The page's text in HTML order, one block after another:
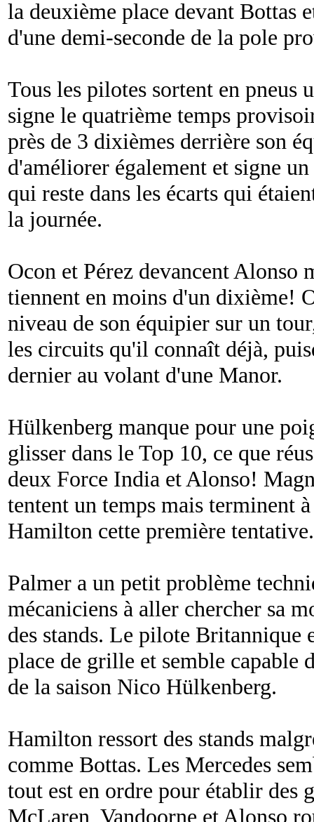
la deuxième place devant Bottas
d'une demi-seconde de la pole
Tous les pilotes sortent en pneus
signe le quatrième temps
près de 3 dixièmes derrière son
d'améliorer également et signe
qui reste dans les écarts qui
la journée.
Ocon et Pérez devancent Alonso
tiennent en moins d'un dixième!
niveau de son équipier sur un
les circuits qu'il connaît déjà,
dernier au volant d'une Manor.
Hülkenberg manque pour une
glisser dans le Top 10, ce que
deux Force India et Alonso!
tentent un temps mais terminent
Hamilton cette première tentative.
Palmer a un petit problème
mécaniciens à aller chercher sa
des stands. Le pilote Britannique
place de grille et semble capable
de la saison Nico Hülkenberg.
Hamilton ressort des stands
comme Bottas. Les Mercedes
tout est en ordre pour établir des
McLaren, Vandoorne et Alonso